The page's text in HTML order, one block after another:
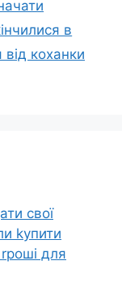
в
коханки
свої
kупити
для